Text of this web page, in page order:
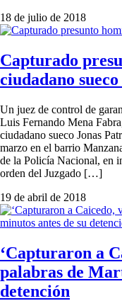
18 de julio de 2018
Capturado
ciudadano
Un juez de control de
Luis Fernando Mena
ciudadano sueco Jonas
marzo en el barrio
de la Policía Nacional, en
orden del Juzgado […]
19 de abril de 2018
‘Capturaron a
palabras de
detención